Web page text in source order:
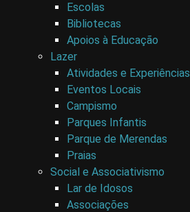
Escolas
Bibliotecas
Apoios à Educação
Lazer
Atividades e Experiências
Eventos Locais
Campismo
Parques Infantis
Parque de Merendas
Praias
Social e Associativismo
Lar de Idosos
Associações